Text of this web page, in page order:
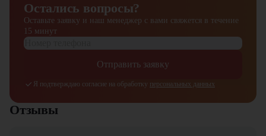
Остались вопросы?
Оставьте заявку и наш менеджер с вами свяжется в течение
15 минут
Отправить заявку
Я подтверждаю согласие на обработку персональных данных
Отзывы